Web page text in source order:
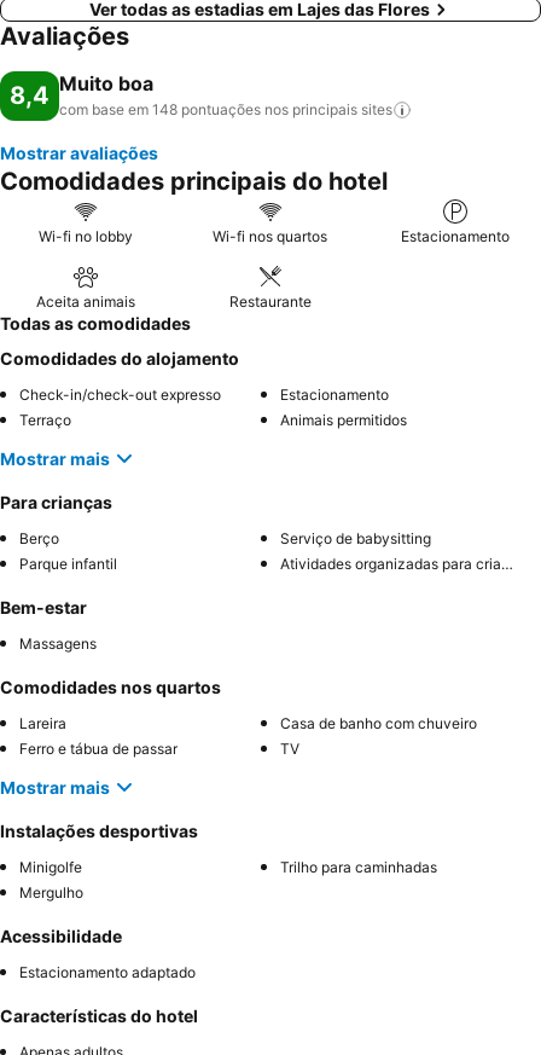
Ver todas as estadias em Lajes das Flores
Avaliações
8,4 Muito boa
com base em 148 pontuações nos principais sites
Mostrar avaliações
Comodidades principais do hotel
Wi-fi no lobby Wi-fi nos quartos Estacionamento
Aceita animais Restaurante
Todas as comodidades
Comodidades do alojamento
Check-in/check-out expresso
Estacionamento
Terraço
Animais permitidos
Mostrar mais
Para crianças
Berço
Serviço de babysitting
Parque infantil
Atividades organizadas para crianças
Bem-estar
Massagens
Comodidades nos quartos
Lareira
Casa de banho com chuveiro
Ferro e tábua de passar
TV
Mostrar mais
Instalações desportivas
Minigolfe
Trilho para caminhadas
Mergulho
Acessibilidade
Estacionamento adaptado
Características do hotel